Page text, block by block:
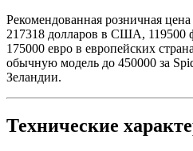
Рекомендованная розничная
217318 долларов в США, 119500
175000 евро в европейских
обычную модель до 450000 за
Зеландии.
Технические